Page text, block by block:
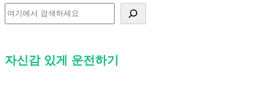
찾
자신감 있게 운전하기